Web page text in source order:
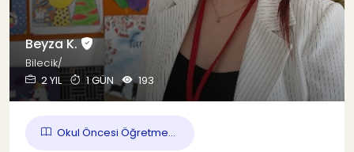
Beyza K.
Bilecik/
2 YIL
1 GÜN 193
Okul Öncesi Öğretme...